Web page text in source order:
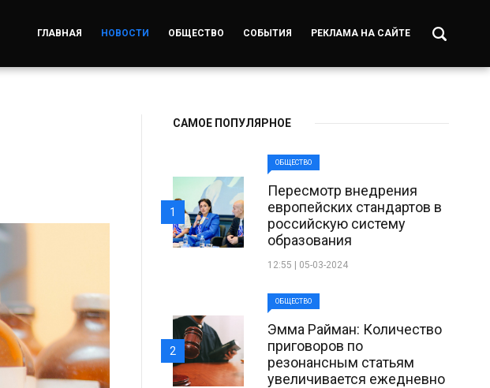
ГЛАВНАЯ НОВОСТИ ОБЩЕСТВО СОБЫТИЯ РЕКЛАМА НА САЙТЕ
САМОЕ ПОПУЛЯРНОЕ
ОБЩЕСТВО
Пересмотр внедрения
европейских стандартов в
российскую систему
образования
12:55 | 05-03-2024
1
ОБЩЕСТВО
Эмма Райман: Количество
приговоров по
резонансным статьям
увеличивается ежедневно
2